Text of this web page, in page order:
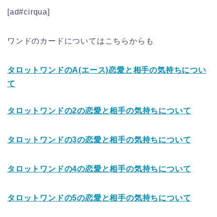
[ad#cirqua]
ワンドのカードについてはこちらからも
タロットワンドのA(エース)恋愛と相手の気持ちについ
て
タロットワンドの2の恋愛と相手の気持ちについて
タロットワンドの3の恋愛と相手の気持ちについて
タロットワンドの4の恋愛と相手の気持ちについて
タロットワンドの5の恋愛と相手の気持ちについて